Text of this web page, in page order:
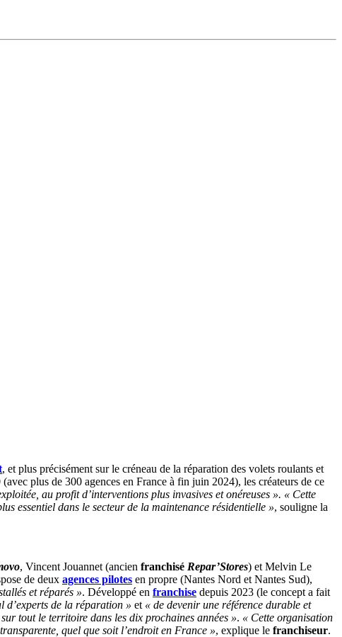
, et plus précisément sur le créneau de la réparation des volets roulants et
plus de 300 agences en France à fin juin 2024), les créateurs de ce
au profit d’interventions plus invasives et onéreuses ». « Cette
essentiel dans le secteur de la maintenance résidentielle », souligne la
, Vincent Jouannet (ancien franchisé Repar’Stores) et Melvin Le
de deux agences pilotes en propre (Nantes Nord et Nantes Sud),
et réparés ». Développé en franchise depuis 2023 (le concept a fait
d’experts de la réparation » et « de devenir une référence durable et
tout le territoire dans les dix prochaines années ». « Cette organisation
quel que soit l’endroit en France », explique le franchiseur.